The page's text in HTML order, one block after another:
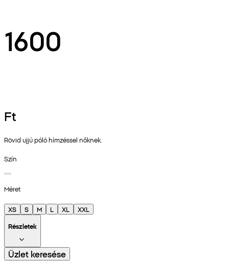
1600
Ft
Rövid ujjú póló hímzéssel nőknek.
Szín
Méret
XS S M L XL
XXL
Részletek
Üzlet keresése